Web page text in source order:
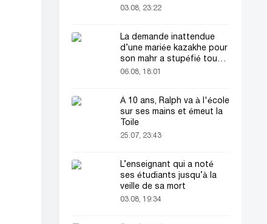
dans l’ADN humain
03.08, 23:22
La demande inattendue
d’une mariée kazakhe pour
son mahr a stupéfié tout
le monde
06.08, 18:01
À 10 ans, Ralph va à l'école
sur ses mains et émeut la
Toile
25.07, 23:43
L’enseignant qui a noté
ses étudiants jusqu’à la
veille de sa mort
03.08, 19:34